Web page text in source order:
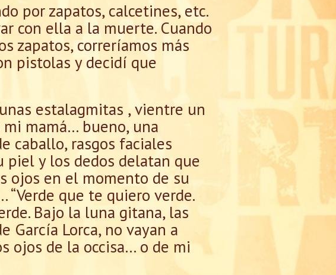
por zapatos, calcetines, etc.
con ella a la muerte. Cuando
zapatos, correríamos más
pistolas y decidí que
estalagmitas , vientre un
mamá… bueno, una
caballo, rasgos faciales
piel y los dedos delatan que
ojos en el momento de su
que te quiero verde.
Bajo la luna gitana, las
García Lorca, no vayan a
ojos de la occisa… o de mi